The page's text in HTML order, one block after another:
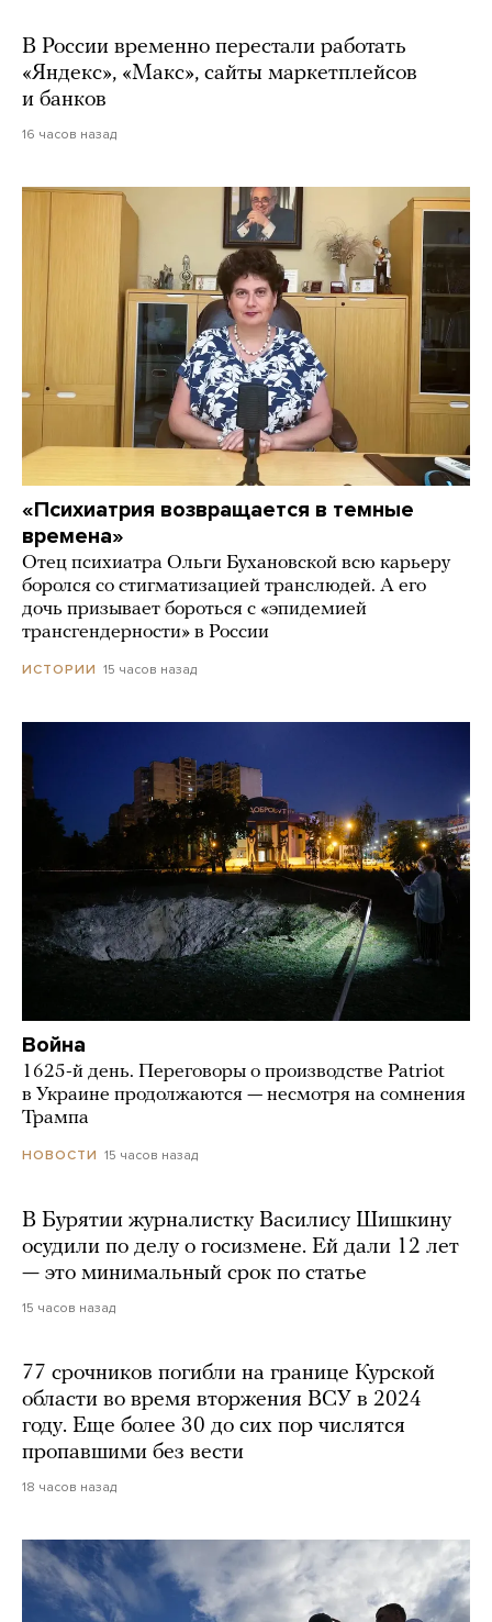
В России временно перестали работать
«Яндекс», «Макс», сайты маркетплейсов
и банков
16 часов назад
«Психиатрия возвращается в темные
времена»
Отец психиатра Ольги Бухановской всю карьеру
боролся со стигматизацией транслюдей. А его
дочь призывает бороться с «эпидемией
трансгендерности» в России
ИСТОРИИ 15 часов назад
Война
1625-й день. Переговоры о производстве Patriot
в Украине продолжаются — несмотря на сомнения
Трампа
НОВОСТИ 15 часов назад
В Бурятии журналистку Василису Шишкину
осудили по делу о госизмене. Ей дали 12 лет
— это минимальный срок по статье
15 часов назад
77 срочников погибли на границе Курской
области во время вторжения ВСУ в 2024
году. Еще более 30 до сих пор числятся
пропавшими без вести
18 часов назад